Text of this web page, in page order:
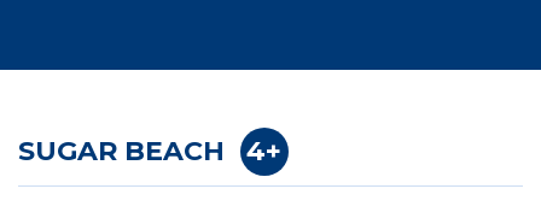
SUGAR BEACH 4+